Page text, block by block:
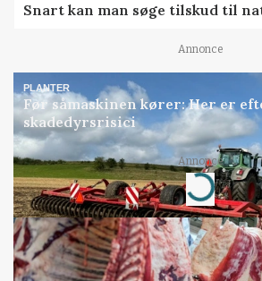
Snart kan man søge tilskud til
Annonce
PLANTER
Før såmaskinen kører: Her er
skadedyrsrisici
Annonce
Loading...